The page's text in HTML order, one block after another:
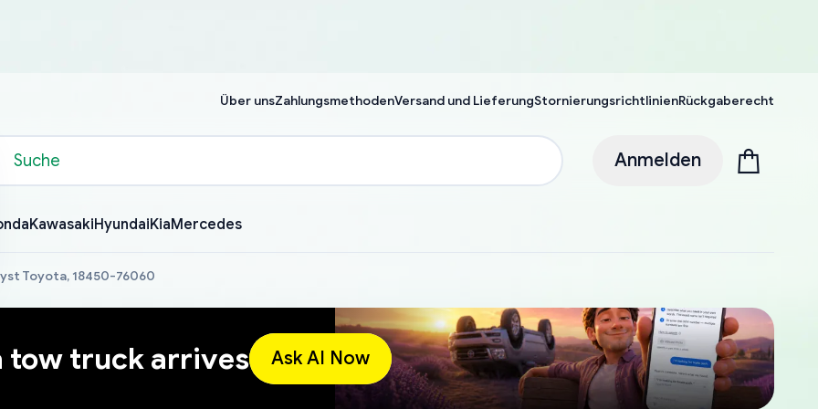
Über unsZahlungsmethodenVersand und LieferungStornierungsrichtlinienRückgaberecht
Anmelden
KawasakiHyundaiKiaMercedes
Toyota, 18450-76060
tow truck arrives Ask AI Now